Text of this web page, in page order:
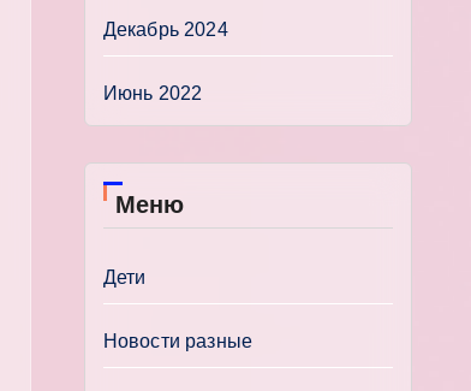
Декабрь 2024
Июнь 2022
Меню
Дети
Новости разные